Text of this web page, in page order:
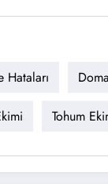
Hataları
Tohum